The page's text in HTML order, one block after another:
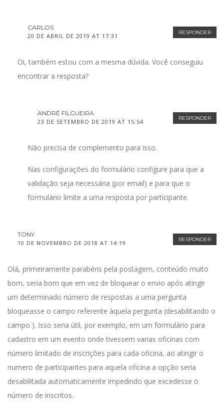
RESPONDER
CARLOS
20 DE ABRIL DE 2019 AT 17:31
Oi, também estou com a mesma dúvida. Você conseguiu
encontrar a resposta?
RESPONDER
ANDRÉ FILGUEIRA
23 DE SETEMBRO DE 2019 AT 15:54
Não precisa de complemento para isso.
Nas configurações do formulário configure para que a
validação seja necessária (por email) e para que o
formulário limite a uma resposta por participante.
RESPONDER
TONY
10 DE NOVEMBRO DE 2018 AT 14:19
Olá, primeiramente parabéns pela postagem, conteúdo muito
bom, seria bom que em vez de bloquear o envio após atingir
um determinado número de respostas a uma pergunta
bloqueasse o campo referente àquela pergunta (desabilitando o
campo ). Isso seria útil, por exemplo, em um formulário para
cadastro em um evento onde tivessem varias oficinas com
número limitado de inscrições para cada oficina, ao atingir o
numero de participantes para aquela oficina a opção seria
desabilitada automaticamente impedindo que excedesse o
número de inscritos.